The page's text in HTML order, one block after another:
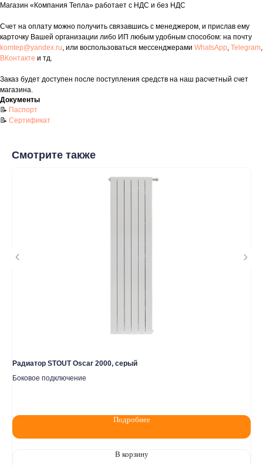
Магазин «Компания Тепла» работает с НДС и без НДС
Счет на оплату можно получить связавшись с менеджером, и прислав ему
карточку Вашей организации либо ИП любым удобным способом: на почту
komtep@yandex.ru, или воспользоваться мессенджерами WhatsApp, Telegram,
ВКонтакте и тд.
Заказ будет доступен после поступления средств на наш расчетный счет
магазина.
Документы
📝 Паспорт
📝 Сертификат
Смотрите также
Радиатор STOUT Oscar 2000, серый
Боковое подключение
Подробнее
В корзину
Данный интернет‑сайт носит информационный характер и ни
при каких условиях не является публичной офертой в
соответствии со ст. 437 (2) ГК РФ. Для получения подробной
информации о наличии и стоимости товаров/услуг обратитесь
Пн-Пт: 8:00 - 17:00
Сб: 8:00 - 14:00
Адрес магазина: